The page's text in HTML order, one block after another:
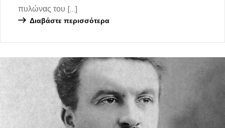
πυλώνας του […]
Διαβάστε περισσότερα